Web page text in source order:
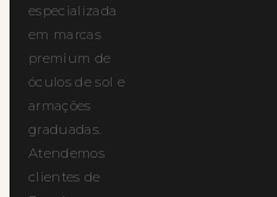
especializada
em marcas
premium de
óculos de sol e
armações
graduadas.
Atendemos
clientes de